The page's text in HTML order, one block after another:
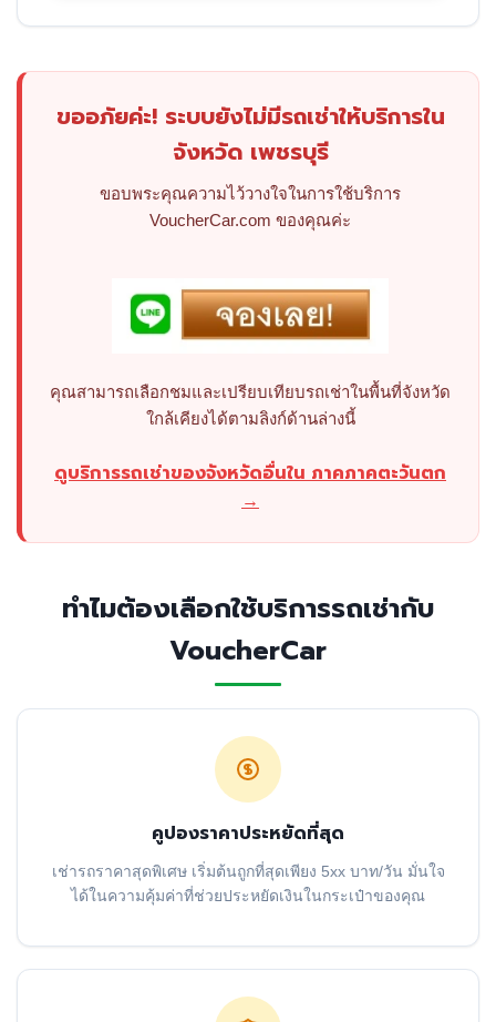
ขออภัยค่ะ! ระบบยังไม่มีรถเช่าให้บริการใน
จังหวัด เพชรบุรี
ขอบพระคุณความไว้วางใจในการใช้บริการ
VoucherCar.com ของคุณค่ะ
คุณสามารถเลือกชมและเปรียบเทียบรถเช่าในพื้นที่จังหวัด
ใกล้เคียงได้ตามลิงก์ด้านล่างนี้
ดูบริการรถเช่าของจังหวัดอื่นใน ภาคภาคตะวันตก
→
ทำไมต้องเลือกใช้บริการรถเช่ากับ
VoucherCar
คูปองราคาประหยัดที่สุด
เช่ารถราคาสุดพิเศษ เริ่มต้นถูกที่สุดเพียง 5xx บาท/วัน มั่นใจ
ได้ในความคุ้มค่าที่ช่วยประหยัดเงินในกระเป๋าของคุณ